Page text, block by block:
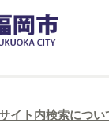
イト内検索につい